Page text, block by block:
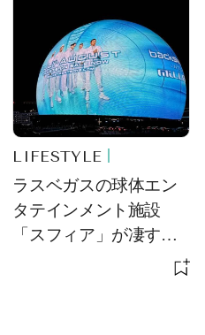
LIFESTYLE
ラスベガスの球体エン
タテインメント施設
「スフィア」が凄すぎ
た！ ひとりっPが大後